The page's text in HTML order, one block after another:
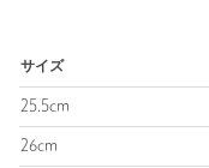
■コーディネート
都会的なカラーリング
たムードを添える一足。
サイズ
25.5cm
26cm